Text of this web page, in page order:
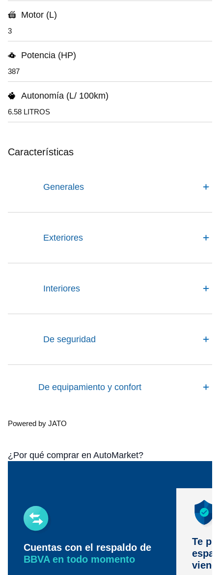
Motor (L)
3
Potencia (HP)
387
Autonomía (L/ 100km)
6.58 LITROS
Características
Generales
Exteriores
Interiores
De seguridad
De equipamiento y confort
Powered by JATO
¿Por qué comprar en AutoMarket?
Cuentas con el respaldo de
BBVA en todo momento
Te